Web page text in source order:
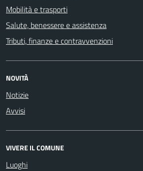
Mobilità e trasporti
Salute, benessere e assistenza
Tributi, finanze e contravvenzioni
NOVITÀ
Notizie
Avvisi
VIVERE IL COMUNE
Luoghi